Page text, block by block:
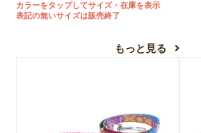
カラーをタップしてサイズ・在庫を表示
表記の無いサイズは販売終了
もっと見る